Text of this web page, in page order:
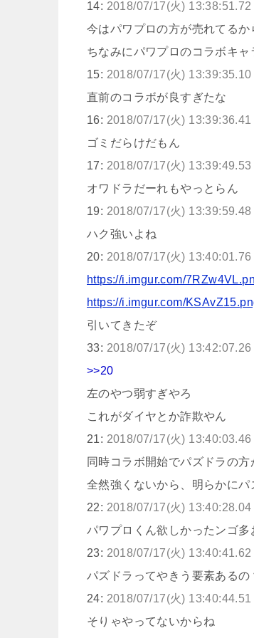
14: 2018/07/17(火) 13:38:51.72
今はパワプロの方が売れてる
ちなみにパワプロのコラボキ
15: 2018/07/17(火) 13:39:35.10
直前のコラボが良すぎたな
16: 2018/07/17(火) 13:39:36.41
ゴミだらけだもん
17: 2018/07/17(火) 13:39:49.53
オワドラだーれもやっとらん
19: 2018/07/17(火) 13:39:59.48
ハク強いよね
20: 2018/07/17(火) 13:40:01.76
https://i.imgur.com/
https://i.imgur.com/
引いてきたぞ
33: 2018/07/17(火) 13:42:07.26
>>20
左のやつ弱すぎやろ
これがダイヤとか詐欺やん
21: 2018/07/17(火) 13:40:03.46
同時コラボ開始でパズドラの
全然強くないから、明らかに
22: 2018/07/17(火) 13:40:28.04
パワプロくん欲しかったンゴ多
23: 2018/07/17(火) 13:40:41.62
パズドラってやきう要素あるの
24: 2018/07/17(火) 13:40:44.51
そりゃやってないからね